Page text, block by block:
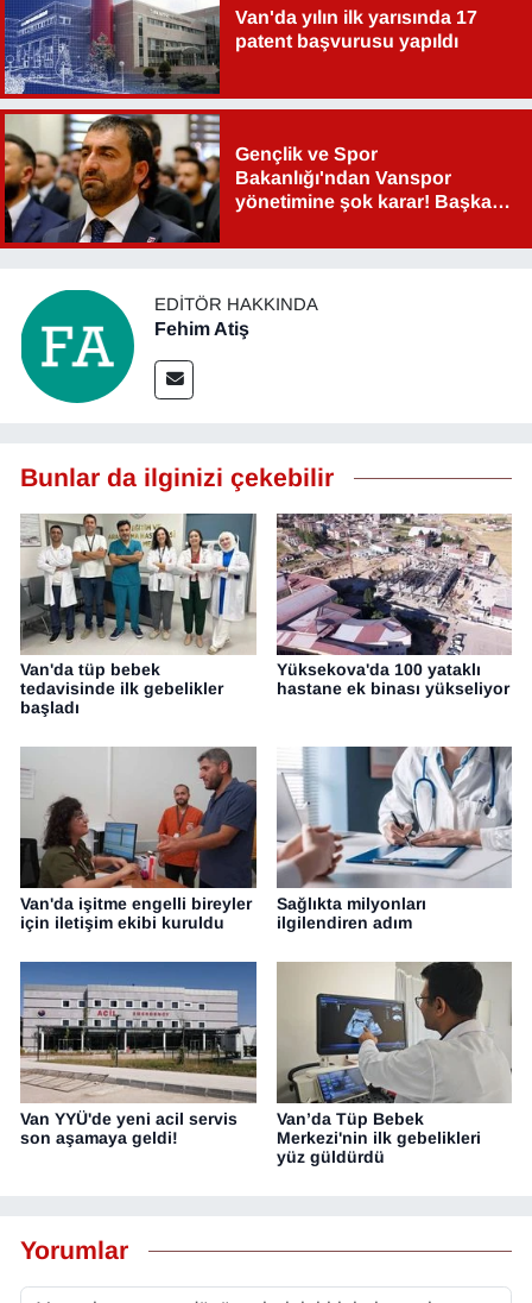
Van'da yılın ilk yarısında 17
patent başvurusu yapıldı
Gençlik ve Spor
Bakanlığı'ndan Vanspor
yönetimine şok karar! Başkan
EDITÖR HAKKINDA
Fehim Atiş
Bunlar da ilginizi çekebilir
Van'da tüp bebek
tedavisinde ilk gebelikler
başladı
Yüksekova'da 100 yataklı
hastane ek binası yükseliyor
Van'da işitme engelli bireyler
için iletişim ekibi kuruldu
Sağlıkta milyonları
ilgilendiren adım
Van YYÜ'de yeni acil servis
son aşamaya geldi!
Van’da Tüp Bebek
Merkezi'nin ilk gebelikleri
yüz güldürdü
Yorumlar